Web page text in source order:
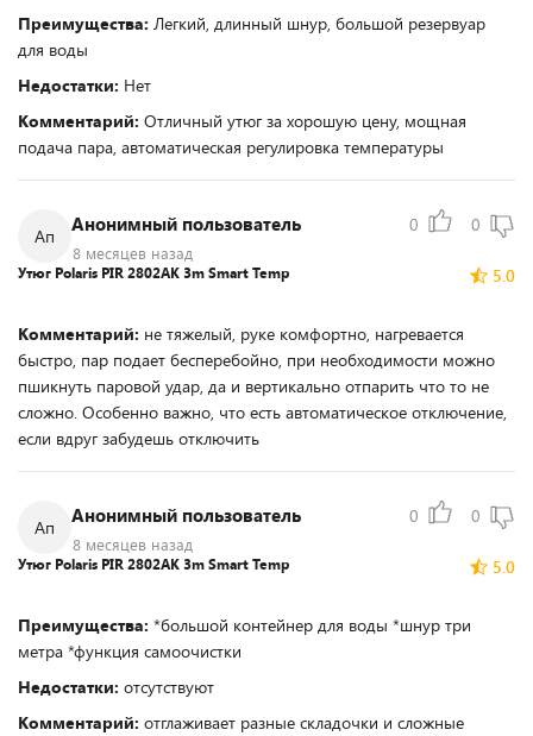
Преимущества: Легкий, длинный шнур, большой резервуар
для воды
Недостатки: Нет
Комментарий: Отличный утюг за хорошую цену, мощная
подача пара, автоматическая регулировка температуры
Ап
Анонимный пользователь
8 месяцев назад
0 0
5.0
Утюг Polaris PIR 2802AK 3m Smart Temp
Комментарий: не тяжелый, руке комфортно, нагревается
быстро, пар подает бесперебойно, при необходимости можно
пшикнуть паровой удар, да и вертикально отпарить что то не
сложно. Особенно важно, что есть автоматическое отключение,
если вдруг забудешь отключить
Ап
Анонимный пользователь
8 месяцев назад
0 0
5.0
Утюг Polaris PIR 2802AK 3m Smart Temp
Преимущества: *большой контейнер для воды *шнур три
метра *функция самоочистки
Недостатки: отсутствуют
Комментарий: отглаживает разные складочки и сложные